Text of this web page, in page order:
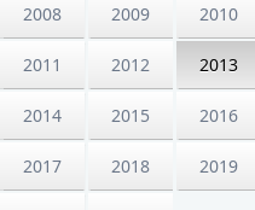
2008 2009 2010
2011 2012 2013
2014 2015 2016
2017 2018 2019